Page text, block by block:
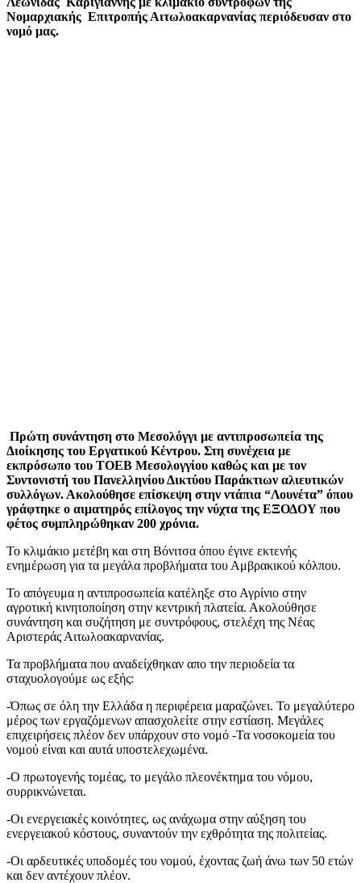
Νομαρχιακής Επιτροπής Αιτωλοακαρνανίας περιόδευσαν στο
νομό μας.
Πρώτη συνάντηση στο Μεσολόγγι με αντιπροσωπεία της
Διοίκησης του Εργατικού Κέντρου. Στη συνέχεια με
εκπρόσωπο του ΤΟΕΒ Μεσολογγίου καθώς και με τον
Συντονιστή του Πανελληνίου Δικτύου Παράκτιων αλιευτικών
συλλόγων. Ακολούθησε επίσκεψη στην ντάπια “Λουνέτα” όπου
γράφτηκε ο αιματηρός επίλογος την νύχτα της ΕΞΟΔΟΥ που
φέτος συμπληρώθηκαν 200 χρόνια.
Το κλιμάκιο μετέβη και στη Βόνιτσα όπου έγινε εκτενής
ενημέρωση για τα μεγάλα προβλήματα του Αμβρακικού κόλπου.
Το απόγευμα η αντιπροσωπεία κατέληξε στο Αγρίνιο στην
αγροτική κινητοποίηση στην κεντρική πλατεία. Ακολούθησε
συνάντηση και συζήτηση με συντρόφους, στελέχη της Νέας
Αριστεράς Αιτωλοακαρνανίας.
Τα προβλήματα που αναδείχθηκαν απο την περιοδεία τα
σταχυολογούμε ως εξής:
-Όπως σε όλη την Ελλάδα η περιφέρεια μαραζώνει. Το μεγαλύτερο
μέρος των εργαζόμενων απασχολείτε στην εστίαση. Μεγάλες
επιχειρήσεις πλέον δεν υπάρχουν στο νομό -Τα νοσοκομεία του
νομού είναι και αυτά υποστελεχωμένα.
-Ο πρωτογενής τομέας, το μεγάλο πλεονέκτημα του νόμου,
συρρικνώνεται.
-Οι ενεργειακές κοινότητες, ως ανάχωμα στην αύξηση του
ενεργειακού κόστους, συναντούν την εχθρότητα της πολιτείας.
-Οι αρδευτικές υποδομές του νομού, έχοντας ζωή άνω των 50 ετών
και δεν αντέχουν πλέον.